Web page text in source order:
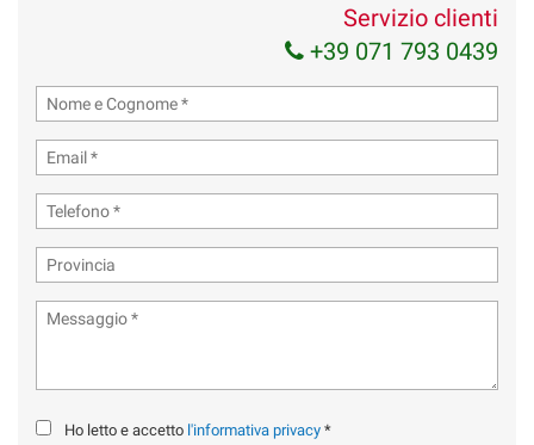
Servizio clienti
+39 071 793 0439
Ho letto e accetto l'informativa privacy *